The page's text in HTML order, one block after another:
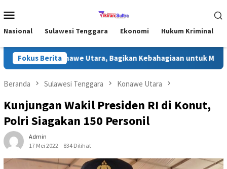
ke
Mobile
Nasional Sulawesi Tenggara Ekonomi Hukum Kriminal
Fokus Berita
di Konawe Utara, Bagikan Kebahagiaan untuk
Beranda Sulawesi Tenggara Konawe Utara
Kunjungan Wakil Presiden RI di Konut,
Polri Siagakan 150 Personil
Admin
17 Mei 2022
834 Dilihat